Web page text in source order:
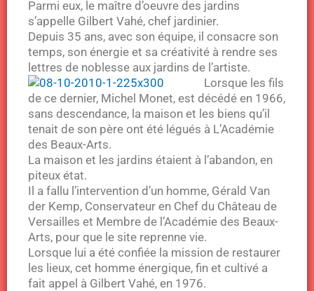
Parmi eux, le maître d’oeuvre des jardins
s’appelle Gilbert Vahé, chef jardinier.
Depuis 35 ans, avec son équipe, il consacre son
temps, son énergie et sa créativité à rendre ses
lettres de noblesse aux jardins de l’artiste.
Lorsque les fils
de ce dernier, Michel Monet, est décédé en 1966,
sans descendance, la maison et les biens qu’il
tenait de son père ont été légués à L’Académie
des Beaux-Arts.
La maison et les jardins étaient à l’abandon, en
piteux état.
Il a fallu l’intervention d’un homme, Gérald Van
der Kemp, Conservateur en Chef du Château de
Versailles et Membre de l’Académie des Beaux-
Arts, pour que le site reprenne vie.
Lorsque lui a été confiée la mission de restaurer
les lieux, cet homme énergique, fin et cultivé a
fait appel à Gilbert Vahé, en 1976.